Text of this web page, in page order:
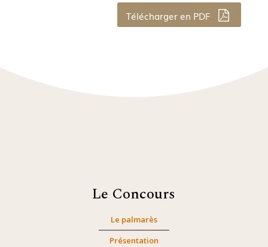
Télécharger en PDF
Le Concours
Le palmarès
Présentation